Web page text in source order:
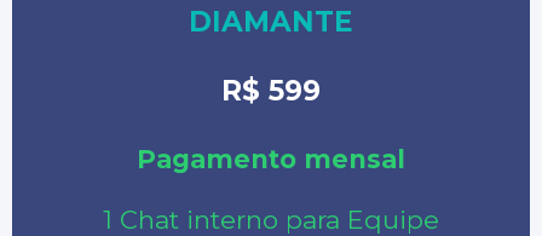
DIAMANTE
R$ 599
Pagamento mensal
1 Chat interno para Equipe